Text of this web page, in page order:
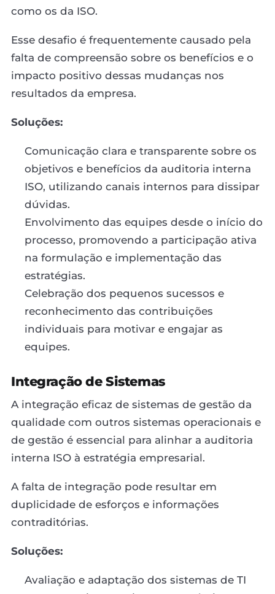
como os da ISO.
Esse desafio é frequentemente causado pela
falta de compreensão sobre os benefícios e o
impacto positivo dessas mudanças nos
resultados da empresa.
Soluções:
Comunicação clara e transparente sobre os
objetivos e benefícios da auditoria interna
ISO, utilizando canais internos para dissipar
dúvidas.
Envolvimento das equipes desde o início do
processo, promovendo a participação ativa
na formulação e implementação das
estratégias.
Celebração dos pequenos sucessos e
reconhecimento das contribuições
individuais para motivar e engajar as
equipes.
Integração de Sistemas
A integração eficaz de sistemas de gestão da
qualidade com outros sistemas operacionais e
de gestão é essencial para alinhar a auditoria
interna ISO à estratégia empresarial.
A falta de integração pode resultar em
duplicidade de esforços e informações
contraditórias.
Soluções:
Avaliação e adaptação dos sistemas de TI